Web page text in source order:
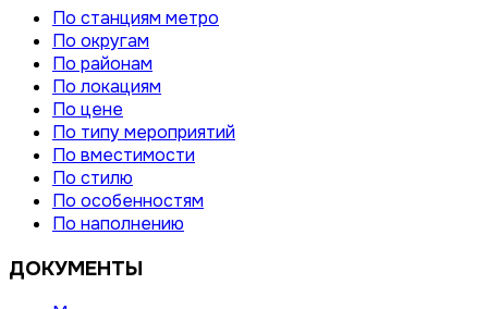
По станциям метро
По округам
По районам
По локациям
По цене
По типу мероприятий
По вместимости
По стилю
По особенностям
По наполнению
ДОКУМЕНТЫ